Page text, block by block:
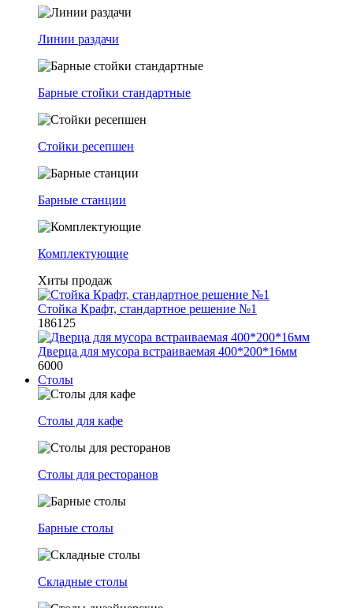
Линии раздачи
Барные стойки стандартные
Стойки ресепшен
Барные станции
Комплектующие
Хиты продаж
Стойка Крафт, стандартное решение №1
186125
Дверца для мусора встраиваемая 400*200*16мм
6000
Столы
Столы для кафе
Столы для ресторанов
Барные столы
Складные столы